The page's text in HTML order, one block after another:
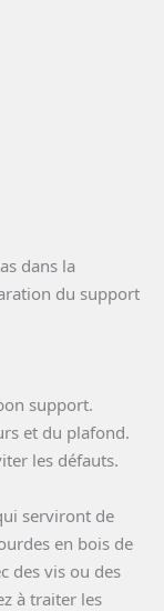
dans la
du support
support.
et du plafond.
les défauts.
serviront de
en bois de
des vis ou des
à traiter les